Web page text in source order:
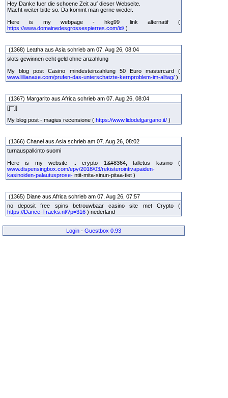
Hey Danke fuer die schoene Zeit auf dieser Webseite.
Macht weiter bitte so. Da kommt man gerne wieder.
Here is my webpage - hkg99 link alternatif (
https://www.domainedesgrossespierres.com/id/ )
(1368) Leatha aus Asia schrieb am 07. Aug 26, 08:04
slots gewinnen echt geld ohne anzahlung
My blog post Casino mindesteinzahlung 50 Euro mastercard (
www.lillianaxe.com/prufen-das-unterschatzte-kernproblem-im-alltag/ )
(1367) Margarito aus Africa schrieb am 07. Aug 26, 08:04
[[""]]
My blog post - magius recensione ( https://www.lidodelgargano.it/ )
(1366) Chanel aus Asia schrieb am 07. Aug 26, 08:02
turnauspalkinto suomi
Here is my website :: crypto 1&#8364; talletus kasino (
www.dispensingbox.com/epv/2018/03/rekisterointivapaiden-
kasinoiden-palautusprose- ntit-mita-sinun-pitaa-tiet )
(1365) Diane aus Africa schrieb am 07. Aug 26, 07:57
no deposit free spins betrouwbaar casino site met Crypto (
https://Dance-Tracks.nl/?p=316 ) nederland
Login - Guestbox 0.93